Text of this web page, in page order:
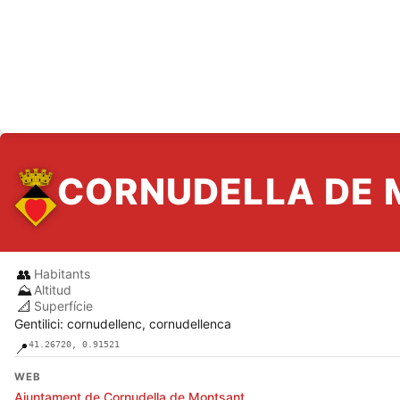
CORNUDELLA DE
👥 Habitants
⛰️Altitud
📐 Superfície
Gentilici: cornudellenc, cornudellenca
📍41.26720, 0.91521
WEB